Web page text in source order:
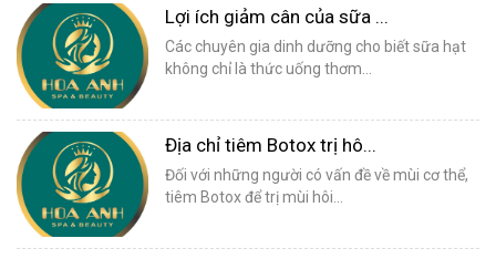
Lợi ích giảm cân của sữa ...
Các chuyên gia dinh dưỡng cho biết sữa hạt
không chỉ là thức uống thơm...
Địa chỉ tiêm Botox trị hô...
Đối với những người có vấn đề về mùi cơ thể,
tiêm Botox để trị mùi hôi...